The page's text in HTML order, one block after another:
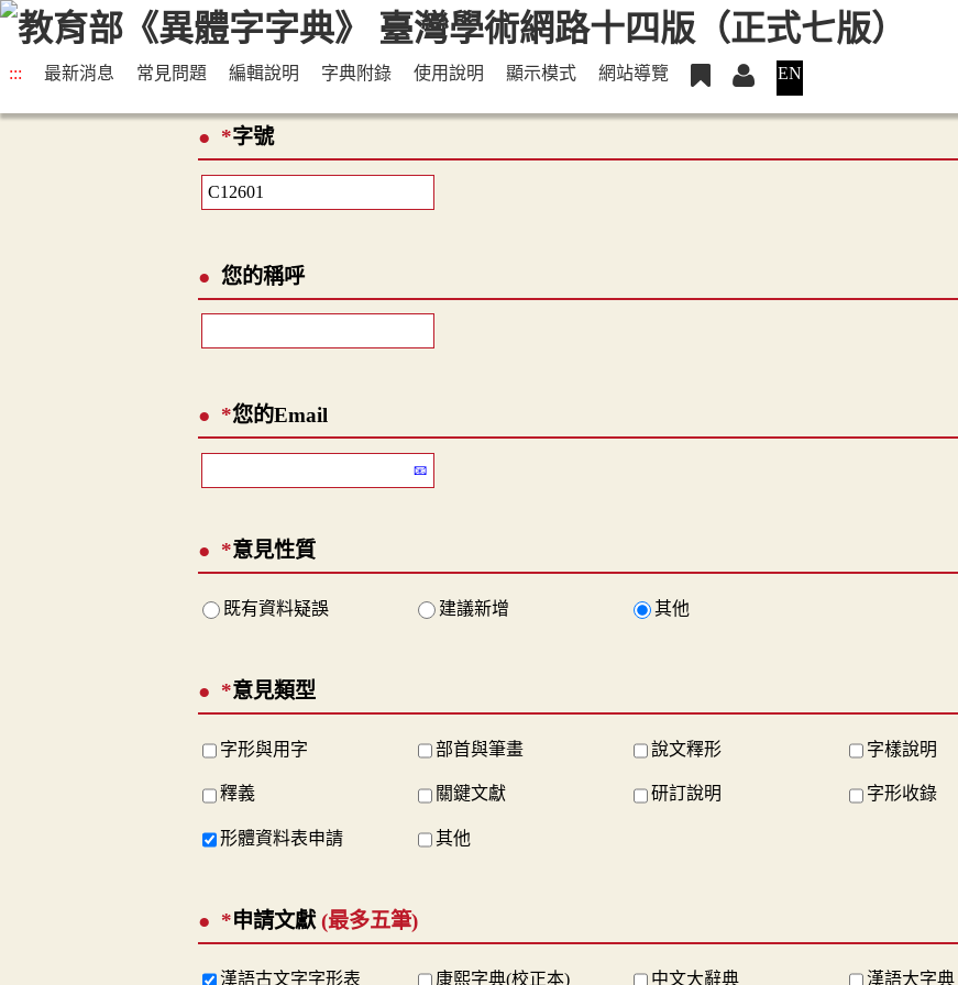
::: 最新消息 常見問題 編輯說明 字典附錄 使用說明 顯示模式 網站導覽 EN
*字號
您的稱呼
*您的Email
*意見性質
既有資料疑誤 建議新增 其他
*意見類型
字形與用字 部首與筆畫 說文釋形 字樣說明
釋義 關鍵文獻 研訂說明 字形收錄
形體資料表申請 其他
*申請文獻(最多五筆)
漢語古文字字形表 康熙字典(校正本) 中文大辭典 漢語大字典